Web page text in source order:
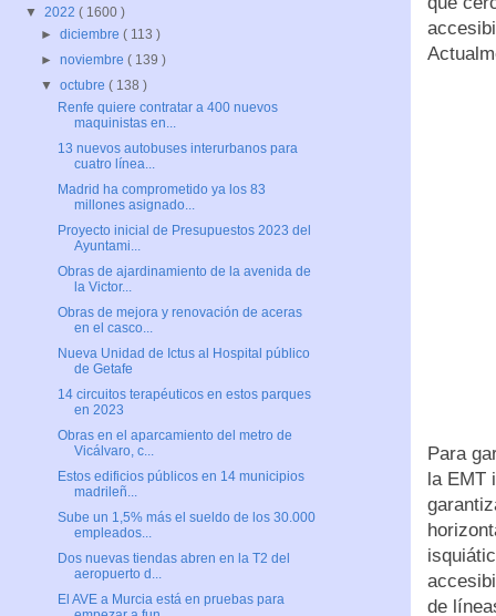
Para
la EMT
de
▼ 2022 ( 1600 )
►diciembre( 113 )
►noviembre( 139 )
▼octubre( 138 )
Renfe quiere contratar a 400 nuevos
maquinistas en...
13 nuevos autobuses interurbanos para
cuatro línea...
Madrid ha comprometido ya los 83
millones asignado...
Proyecto inicial de Presupuestos 2023 del
Ayuntami...
Obras de ajardinamiento de la avenida de
la Victor...
Obras de mejora y renovación de aceras
en el casco...
Nueva Unidad de Ictus al Hospital público
de Getafe
14 circuitos terapéuticos en estos parques
en 2023
Obras en el aparcamiento del metro de
Vicálvaro, c...
Estos edificios públicos en 14 municipios
madrileñ...
Sube un 1,5% más el sueldo de los 30.000
empleados...
Dos nuevas tiendas abren en la T2 del
aeropuerto d...
El AVE a Murcia está en pruebas para